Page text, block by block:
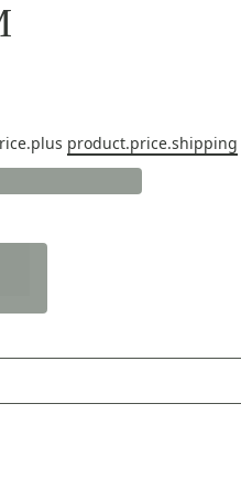
product.price.shipping